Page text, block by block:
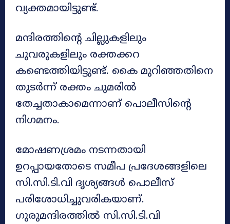
വ്യക്തമായിട്ടുണ്ട്.
മന്ദിരത്തിന്റെ ചില്ലുകളിലും
ചുവരുകളിലും രക്തക്കറ
കണ്ടെത്തിയിട്ടുണ്ട്. കൈ മുറിഞ്ഞതിനെ
തുടർന്ന് രക്തം ചുമരിൽ
തേച്ചതാകാമെന്നാണ് പൊലീസിന്റെ
നിഗമനം.
മോഷണശ്രമം നടന്നതായി
ഉറപ്പായതോടെ സമീപ പ്രദേശങ്ങളിലെ
സി.സി.ടി.വി ദൃശ്യങ്ങൾ പൊലീസ്
പരിശോധിച്ചുവരികയാണ്.
ഗുരുമന്ദിരത്തിൽ സി.സി.ടി.വി